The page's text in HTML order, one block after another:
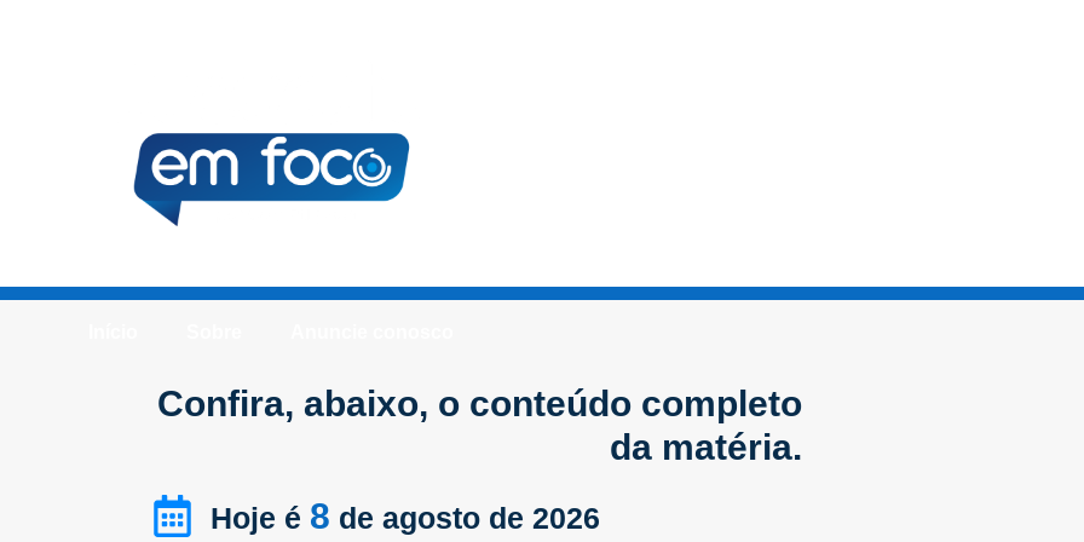
Confira, abaixo, o conteúdo completo
da matéria.
Hoje é 8 de agosto de 2026